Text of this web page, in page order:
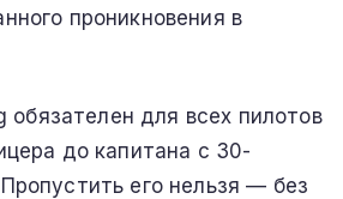
проникновения в
обязателен для всех пилотов
до капитана с 30-
его нельзя — без